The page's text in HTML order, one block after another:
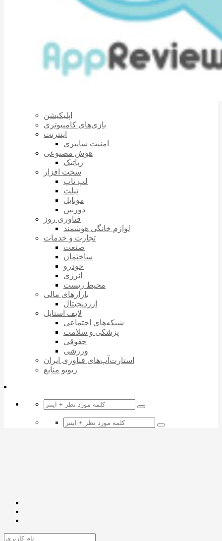
اپلیکیشن
بازی‌های کامپیوتری
اینترنت
امنیت سایبری
هوش مصنوعی
رباتیک
سخت افزار
لپ تاپ
تبلت
موبایل
دوربین
فناوری روز
لوازم خانگی هوشمند
تجارت و خدمات
صنعت
ساختمان
خودرو
انرژی
محیط زیست
بازارهای مالی
ارزدیجیتال
لایف استایل
شبکه‌های اجتماعی
پزشکی و سلامت
حقوقی
ورزشی
استارت‌آپ‌های فناوری ایران
ریویو منابع